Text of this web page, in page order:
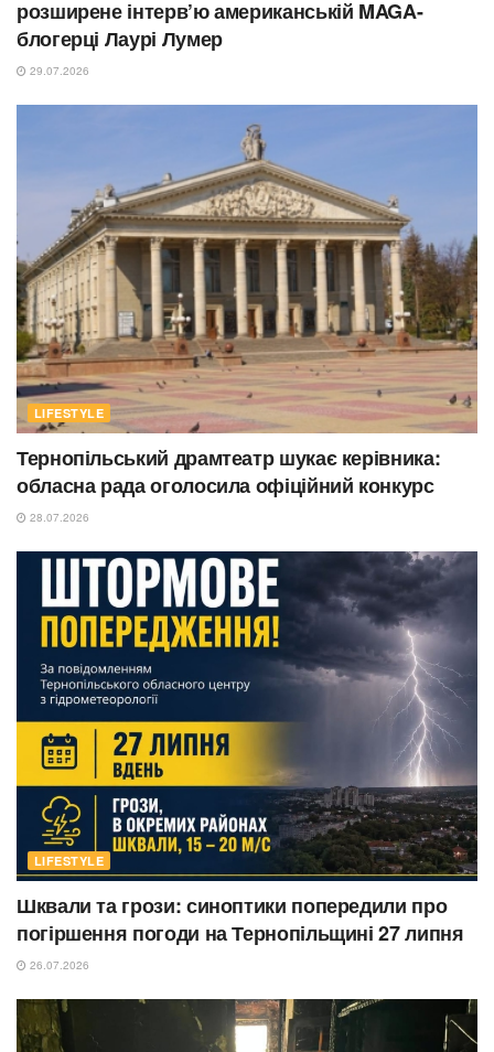
розширене інтерв’ю американській MAGA-
блогерці Лаурі Лумер
29.07.2026
LIFESTYLE
Тернопільський драмтеатр шукає керівника:
обласна рада оголосила офіційний конкурс
28.07.2026
LIFESTYLE
Шквали та грози: синоптики попередили про
погіршення погоди на Тернопільщині 27 липня
26.07.2026